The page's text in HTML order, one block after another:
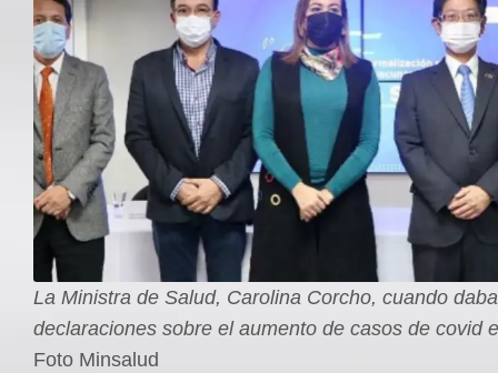
Contactenos
facebook
Twitter
Instagram
Registro ISSN: 2711-3299
La Ministra de Salud, Carolina Corcho, cuando daba
declaraciones sobre el aumento de casos de covid
Foto Minsalud